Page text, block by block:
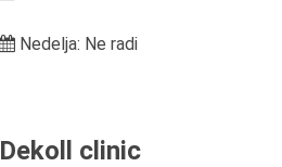
Nedelja: Ne radi
Dekoll clinic